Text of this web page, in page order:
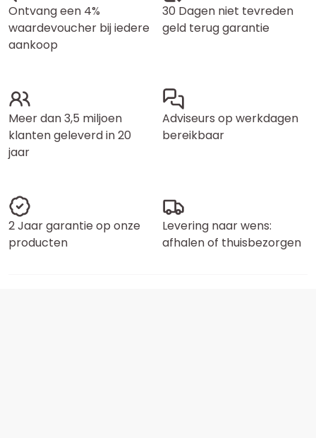
Ontvang een 4%
waardevoucher bij iedere
aankoop
30 Dagen niet tevreden
geld terug garantie
Meer dan 3,5 miljoen
klanten geleverd in 20
jaar
Adviseurs op werkdagen
bereikbaar
2 Jaar garantie op onze
producten
Levering naar wens:
afhalen of thuisbezorgen